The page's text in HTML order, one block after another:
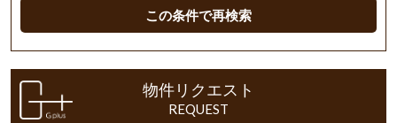
この条件で再検索
物件リクエスト
REQUEST